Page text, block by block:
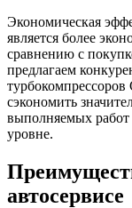
Экономическая
является более
сравнению с
предлагаем
сэкономить
выполняемых работ
уровне.
автосервисе